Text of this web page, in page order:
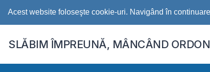
Acest website foloseşte cookie-uri. Navigând în
SLĂBIM ÎMPREUNĂ, MÂNCÂND